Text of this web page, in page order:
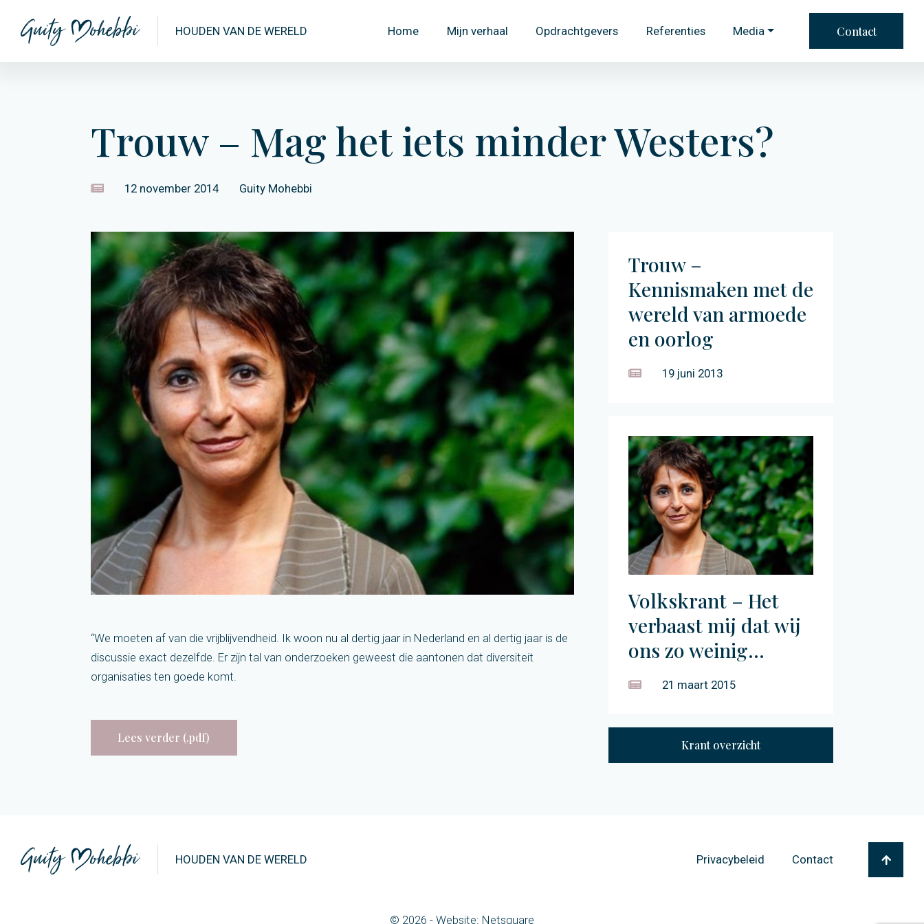
HOUDEN VAN DE WERELD Home Mijn verhaal Opdrachtgevers Referenties Media Contact
Trouw – Mag het iets minder Westers?
12 november 2014 Guity Mohebbi
“We moeten af van die vrijblijvendheid. Ik woon nu al dertig jaar in Nederland en al dertig jaar is de
discussie exact dezelfde. Er zijn tal van onderzoeken geweest die aantonen dat diversiteit
organisaties ten goede komt.
Lees verder (.pdf)
Trouw –
Kennismaken met de
wereld van armoede
en oorlog
19 juni 2013
Volkskrant – Het
verbaast mij dat wij
ons zo weinig...
21 maart 2015
Krant overzicht
HOUDEN VAN DE WERELD Privacybeleid Contact
© 2026 - Website: Netsquare